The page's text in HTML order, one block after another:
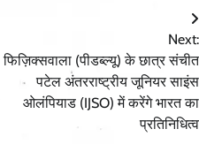
Next:
फिज़िक्सवाला (पीडब्ल्यू) के छात्र संचीत
पटेल अंतरराष्ट्रीय जूनियर साइंस
ओलंपियाड (IJSO) में करेंगे भारत का
प्रतिनिधित्व